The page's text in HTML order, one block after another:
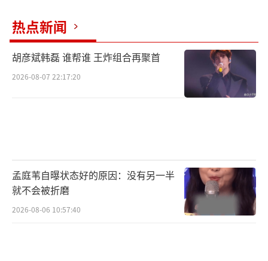
热点新闻
胡彦斌韩磊 谁帮谁 王炸组合再聚首
2026-08-07 22:17:20
孟庭苇自曝状态好的原因：没有另一半
就不会被折磨
2026-08-06 10:57:40